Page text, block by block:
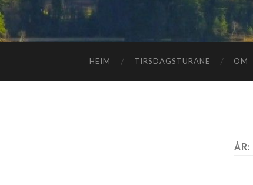
HEIM TIRSDAGSTURANE OM
ÅR: